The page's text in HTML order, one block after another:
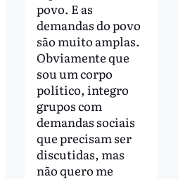
povo. E as
demandas do povo
são muito amplas.
Obviamente que
sou um corpo
político, integro
grupos com
demandas sociais
que precisam ser
discutidas, mas
não quero me